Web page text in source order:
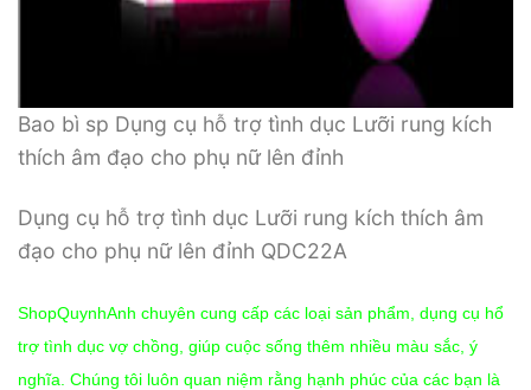
Bao bì sp Dụng cụ hỗ trợ tình dục Lưỡi rung kích
thích âm đạo cho phụ nữ lên đỉnh
Dụng cụ hỗ trợ tình dục Lưỡi rung kích thích âm
đạo cho phụ nữ lên đỉnh QDC22A
ShopQuynhAnh chuyên cung cấp các loại sản phẩm, dụng cụ hổ
trợ tình dục vợ chồng, giúp cuộc sống thêm nhiều màu sắc, ý
nghĩa. Chúng tôi luôn quan niệm rằng hạnh phúc của các bạn là